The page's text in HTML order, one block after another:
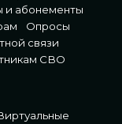
и абонементы
Опросы
связи
СВО